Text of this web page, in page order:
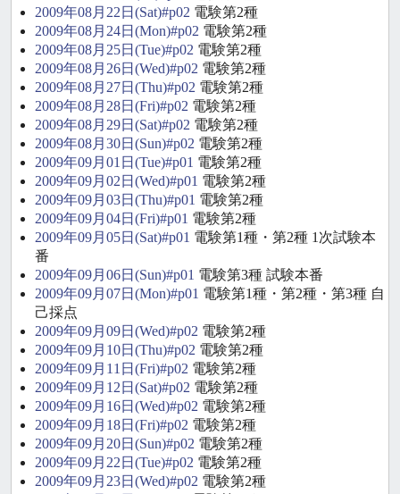
2009年08月22日(Sat)#p02 電験第2種
2009年08月24日(Mon)#p02 電験第2種
2009年08月25日(Tue)#p02 電験第2種
2009年08月26日(Wed)#p02 電験第2種
2009年08月27日(Thu)#p02 電験第2種
2009年08月28日(Fri)#p02 電験第2種
2009年08月29日(Sat)#p02 電験第2種
2009年08月30日(Sun)#p02 電験第2種
2009年09月01日(Tue)#p01 電験第2種
2009年09月02日(Wed)#p01 電験第2種
2009年09月03日(Thu)#p01 電験第2種
2009年09月04日(Fri)#p01 電験第2種
2009年09月05日(Sat)#p01 電験第1種・第2種 1次試験本
番
2009年09月06日(Sun)#p01 電験第3種 試験本番
2009年09月07日(Mon)#p01 電験第1種・第2種・第3種 自
己採点
2009年09月09日(Wed)#p02 電験第2種
2009年09月10日(Thu)#p02 電験第2種
2009年09月11日(Fri)#p02 電験第2種
2009年09月12日(Sat)#p02 電験第2種
2009年09月16日(Wed)#p02 電験第2種
2009年09月18日(Fri)#p02 電験第2種
2009年09月20日(Sun)#p02 電験第2種
2009年09月22日(Tue)#p02 電験第2種
2009年09月23日(Wed)#p02 電験第2種